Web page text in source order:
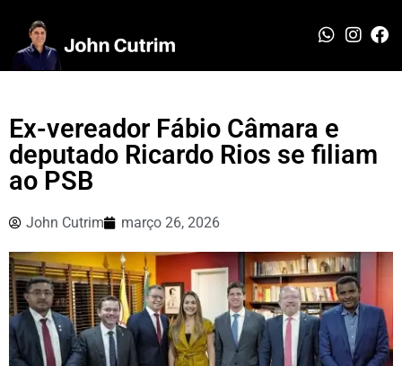
Ex-vereador Fábio Câmara e
deputado Ricardo Rios se filiam
ao PSB
John Cutrim março 26, 2026